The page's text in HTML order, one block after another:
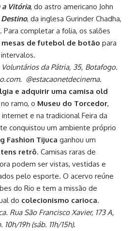
a Vitória, do astro americano John
, da inglesa Gurinder Chadha,
Para completar a folia, os salões
de futebol de botão para
Voluntários da Pátria, 35, Botafogo.
@estacaonetdecinema.
e adquirir uma camisa old
ramo, o Museu do Torcedor,
e na tradicional Feira da
conquistou um ambiente próprio
Fashion Tijuca ganhou um
retrô. Camisas raras de
podem ser vistas, vestidas e
pelo esporte. O acervo reúne
do Rio e tem a missão de
do colecionismo carioca.
Rua São Francisco Xavier, 173 A,
19h (sáb. 11h/15h).